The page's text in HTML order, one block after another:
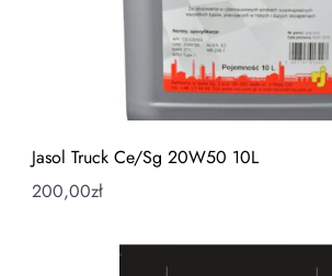
Jasol Truck Ce/Sg 20W50 10L
200,00zł